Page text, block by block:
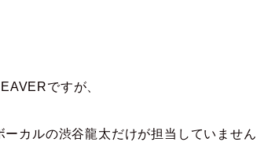
ですが、
カルの渋谷龍太だけが担当していません